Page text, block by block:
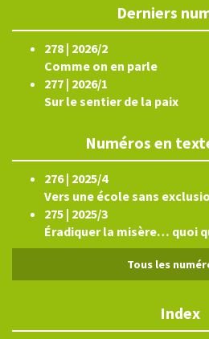
Derniers
278 | 2026/2
Comme on en parle
277 | 2026/1
Sur le sentier de la paix
Numéros en
276 | 2025/4
Vers une école sans
275 | 2025/3
Éradiquer la misère… quoi
Tous les
Index